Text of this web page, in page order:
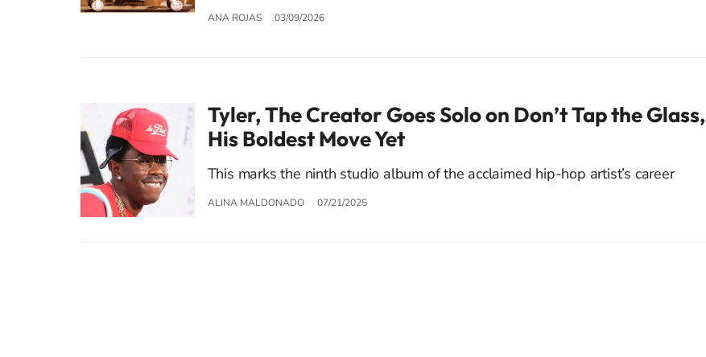
ANA ROJAS 03/09/2026
Tyler, The Creator Goes Solo on Don’t Tap the Glass,
His Boldest Move Yet
This marks the ninth studio album of the acclaimed hip-hop artist’s career
ALINA MALDONADO 07/21/2025